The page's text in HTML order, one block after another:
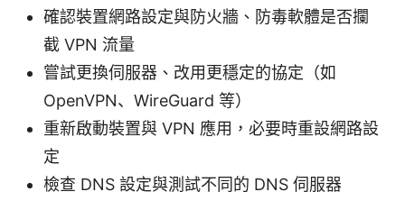
確認裝置網路設定與防火牆、防毒軟體是否攔
截 VPN 流量
嘗試更換伺服器、改用更穩定的協定（如
OpenVPN、WireGuard 等）
重新啟動裝置與 VPN 應用，必要時重設網路設
定
檢查 DNS 設定與測試不同的 DNS 伺服器